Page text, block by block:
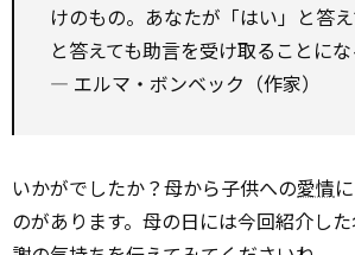
けのもの。あなたが「はい」と答え
と答えても助言を受け取ることにな
― エルマ・ボンベック（作家）
いかがでしたか？母から子供への愛情
のがあります。母の日には今回紹介し